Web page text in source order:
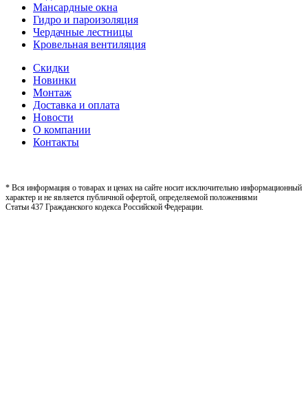
Мансардные окна
Гидро и пароизоляция
Чердачные лестницы
Кровельная вентиляция
Скидки
Новинки
Монтаж
Доставка и оплата
Новости
О компании
Контакты
* Вся информация о товарах и ценах на сайте носит исключительно информационный
характер и не является публичной офертой, определяемой положениями
Статьи 437 Гражданского кодекса Российской Федерации.